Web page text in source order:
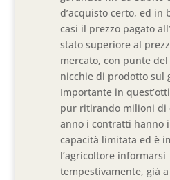
d’acquisto certo, ed in
casi il prezzo pagato
stato superiore al
mercato, con punte
nicchie di prodotto sul
Importante in
pur ritirando milioni di
anno i contratti hanno
capacità limitata ed è
l’agricoltore informarsi
tempestivamente, già